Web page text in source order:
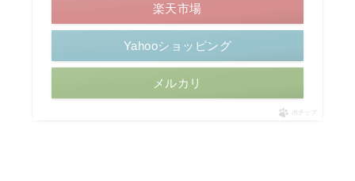
楽天市場
Yahooショッピング
メルカリ
ポチップ